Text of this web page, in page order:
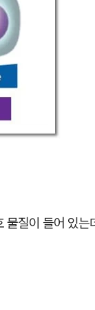
물질이 들어 있는